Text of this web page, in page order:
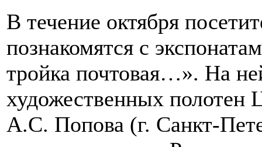
В течение октября
познакомятся с
тройка почтовая…». На
художественных полотен
А.С. Попова (г. Санкт-